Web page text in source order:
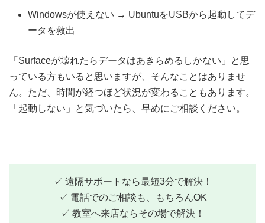
Windowsが使えない → UbuntuをUSBから起動してデ
ータを救出
「Surfaceが壊れたらデータはあきらめるしかない」と思
っている方もいると思いますが、そんなことはありませ
ん。ただ、時間が経つほど状況が変わることもあります。
「起動しない」と気づいたら、早めにご相談ください。
✓ 遠隔サポートなら最短3分で解決！
✓ 電話でのご相談も、もちろんOK
✓ 教室へ来店ならその場で解決！